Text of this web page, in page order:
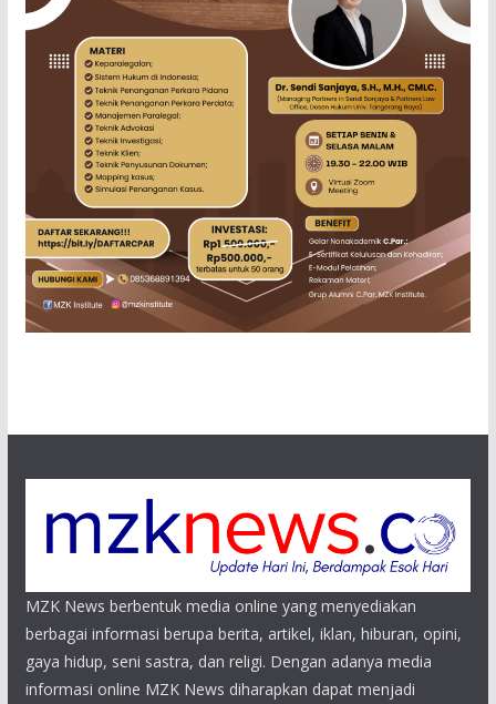
MZK News berbentuk media online yang menyediakan
berbagai informasi berupa berita, artikel, iklan, hiburan, opini,
gaya hidup, seni sastra, dan religi. Dengan adanya media
informasi online MZK News diharapkan dapat menjadi